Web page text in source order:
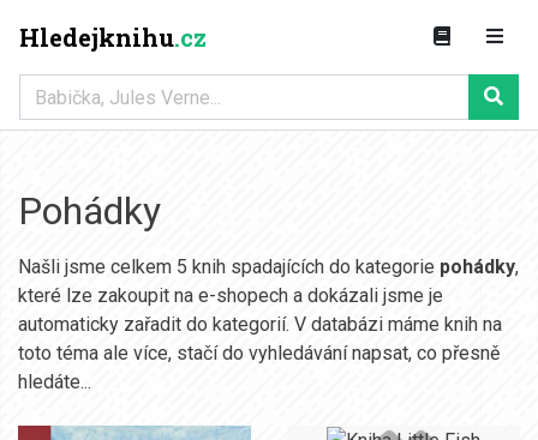
Hledejknihu.cz
Pohádky
Našli jsme celkem 5 knih spadajících do kategorie pohádky,
které lze zakoupit na e-shopech a dokázali jsme je
automaticky zařadit do kategorií. V databázi máme knih na
toto téma ale více, stačí do vyhledávání napsat, co přesně
hledáte...